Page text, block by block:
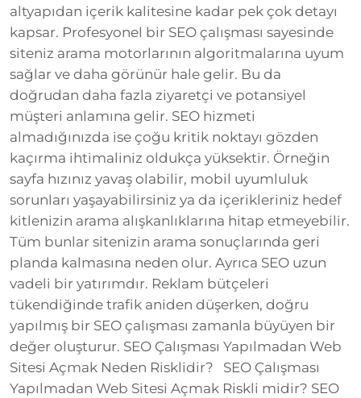
altyapıdan içerik kalitesine kadar pek çok detayı
kapsar. Profesyonel bir SEO çalışması sayesinde
siteniz arama motorlarının algoritmalarına uyum
sağlar ve daha görünür hale gelir. Bu da
doğrudan daha fazla ziyaretçi ve potansiyel
müşteri anlamına gelir. SEO hizmeti
almadığınızda ise çoğu kritik noktayı gözden
kaçırma ihtimaliniz oldukça yüksektir. Örneğin
sayfa hızınız yavaş olabilir, mobil uyumluluk
sorunları yaşayabilirsiniz ya da içerikleriniz hedef
kitlenizin arama alışkanlıklarına hitap etmeyebilir.
Tüm bunlar sitenizin arama sonuçlarında geri
planda kalmasına neden olur. Ayrıca SEO uzun
vadeli bir yatırımdır. Reklam bütçeleri
tükendiğinde trafik aniden düşerken, doğru
yapılmış bir SEO çalışması zamanla büyüyen bir
değer oluşturur. SEO Çalışması Yapılmadan Web
Sitesi Açmak Neden Risklidir? SEO Çalışması
Yapılmadan Web Sitesi Açmak Riskli midir? SEO